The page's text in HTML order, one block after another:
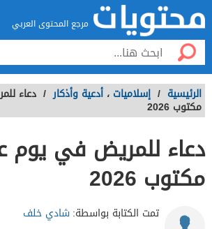
مرجع المحتوى العربي
الرئيسية / إسلاميات ، أدعية وأذكار / دعاء
مكتوب 2026
دعاء للمريض في يوم
مكتوب 2026
تمت الكتابة بواسطة:شادي خلف